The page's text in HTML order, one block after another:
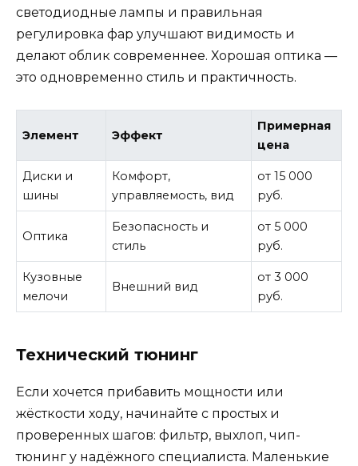
светодиодные лампы и правильная
регулировка фар улучшают видимость и
делают облик современнее. Хорошая оптика —
это одновременно стиль и практичность.
Элемент Эффект
Примерная
цена
Диски и
шины
Комфорт,
управляемость, вид
от 15 000
руб.
Оптика
Безопасность и
стиль
от 5 000
руб.
Кузовные
мелочи
Внешний вид
от 3 000
руб.
Технический тюнинг
Если хочется прибавить мощности или
жёсткости ходу, начинайте с простых и
проверенных шагов: фильтр, выхлоп, чип-
тюнинг у надёжного специалиста. Маленькие